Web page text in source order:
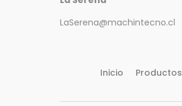
LaSerena@machintecno.cl
Inicio Productos